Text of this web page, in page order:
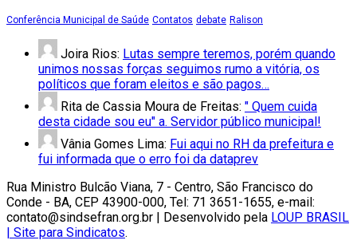
Conferência Municipal de Saúde Contatos debate Ralison
Joira Rios: Lutas sempre teremos, porém quando
unimos nossas forças seguimos rumo a vitória, os
políticos que foram eleitos e são pagos…
Rita de Cassia Moura de Freitas: " Quem cuida
desta cidade sou eu" a. Servidor público municipal!
Vânia Gomes Lima: Fui aqui no RH da prefeitura e
fui informada que o erro foi da dataprev
Rua Ministro Bulcão Viana, 7 - Centro, São Francisco do
Conde - BA, CEP 43900-000, Tel: 71 3651-1655, e-mail:
contato@sindsefran.org.br | Desenvolvido pela LOUP BRASIL
| Site para Sindicatos.